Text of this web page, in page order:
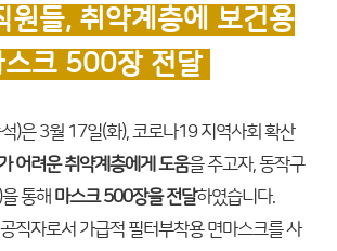
원들, 취약계층에 보건용
스크 500장 전달
)은 3월 17일(화), 코로나19 지역사회 확산
어려운 취약계층에게 도움을 주고자, 동작구
통해 마스크 500장을 전달하였습니다.
직자로서 가급적 필터부착용 면마스크를 사